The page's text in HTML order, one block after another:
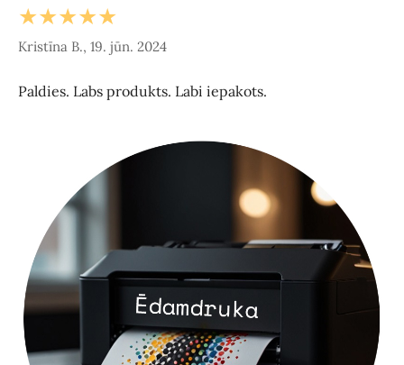
★★★★★
Kristīna B., 19. jūn. 2024
Paldies. Labs produkts. Labi iepakots.